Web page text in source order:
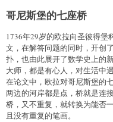
哥尼斯堡的七座桥
1736年29岁的欧拉向圣彼得
文，在解答问题的同时，开
扑，也由此展开了数学史上的
大师，都是有心人，对生活中
在论文中，欧拉对哥尼斯堡的
两边的河岸都是点，桥就是连
桥，又不重复，就转换为能否
且没有重复的笔画。